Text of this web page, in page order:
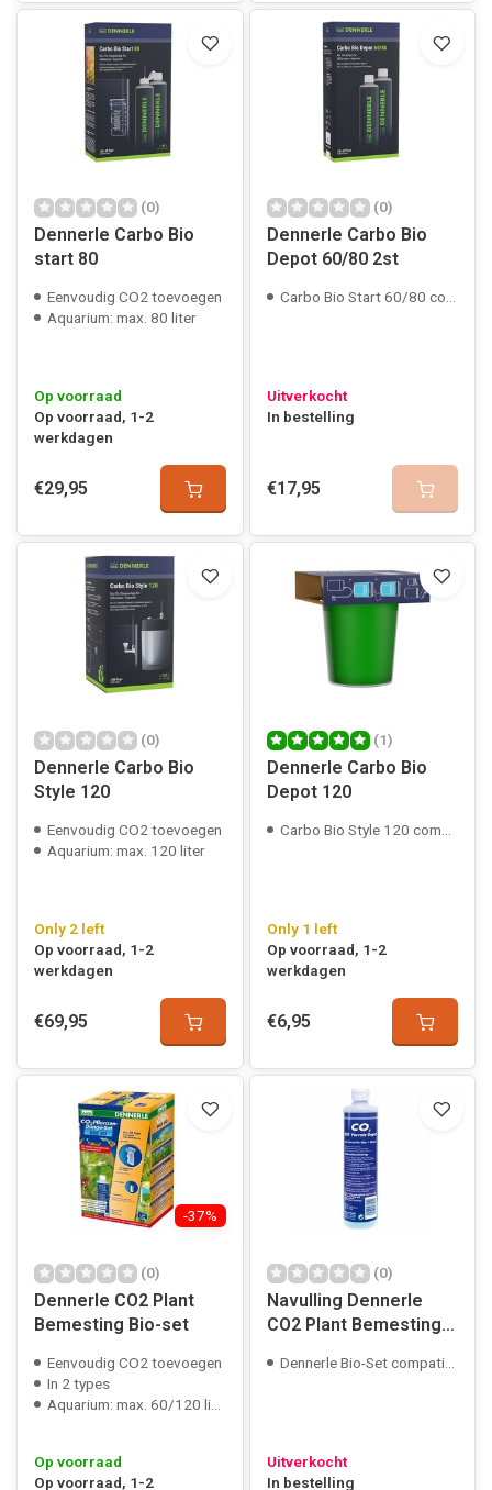
(0)
Dennerle Carbo Bio
start 80
Eenvoudig CO2 toevoegen
Aquarium: max. 80 liter
Op voorraad
Op voorraad, 1-2
werkdagen
€29,95
(0)
Dennerle Carbo Bio
Depot 60/80 2st
Carbo Bio Start 60/80 compatible
Uitverkocht
In bestelling
€17,95
(0)
Dennerle Carbo Bio
Style 120
Eenvoudig CO2 toevoegen
Aquarium: max. 120 liter
Only 2 left
Op voorraad, 1-2
werkdagen
€69,95
(1)
Dennerle Carbo Bio
Depot 120
Carbo Bio Style 120 compatible
Only 1 left
Op voorraad, 1-2
werkdagen
€6,95
-37%
(0)
Dennerle CO2 Plant
Bemesting Bio-set
Eenvoudig CO2 toevoegen
In 2 types
Aquarium: max. 60/120 liter
Op voorraad
Op voorraad, 1-2
(0)
Navulling Dennerle
CO2 Plant Bemesting
Dennerle Bio-Set compatible
Uitverkocht
In bestelling